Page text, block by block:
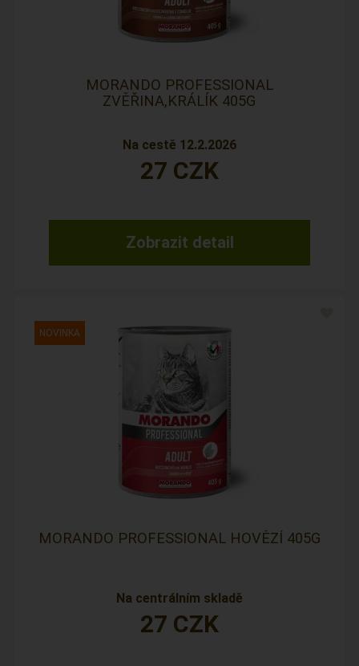
MORANDO PROFESSIONAL
ZVĚŘINA,KRÁLÍK 405G
Na cestě 12.2.2026
Zobrazit detail
27 CZK
MORANDO PROFESSIONAL HOVĚZÍ 405G
Na centrálním skladě
27 CZK